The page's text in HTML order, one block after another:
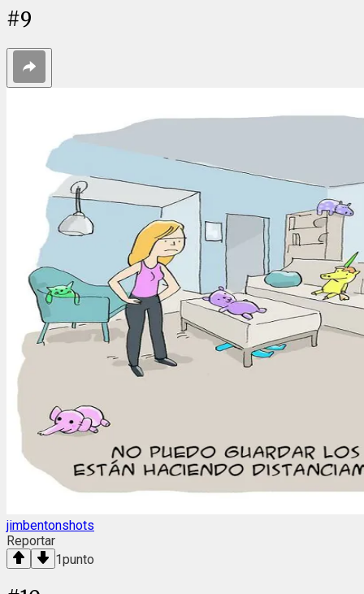
#9
jimbentonshots
Reportar
1punto